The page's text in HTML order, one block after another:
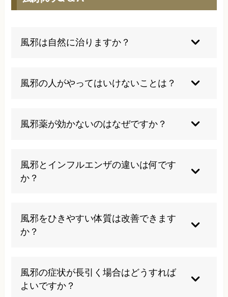
風邪は自然に治りますか？
康な成人であれば3-7日程度で症状は改善します
が、免疫力が低下している場合は長引くことがあ
風邪の人がやってはいけないことは？
不足は避けましょう。また、無理に解熱しすぎる
と免疫機能を妨げる可能性があります。
風邪薬が効かないのはなぜですか？
退治する薬ではありません。症状に合わない薬を
使用している場合や、他の疾患の可能性もありま
す。
風邪とインフルエンザの違いは何です
か？
フルエンザは急激に高熱や全身症状が現れ、より
重篤になる傾向があります。
風邪をひきやすい体質は改善できます
か？
邪をひきにくい体質に変えることは可能です。規
則正しい生活と適度な運動が重要です。
風邪の症状が長引く場合はどうすれば
よいですか？